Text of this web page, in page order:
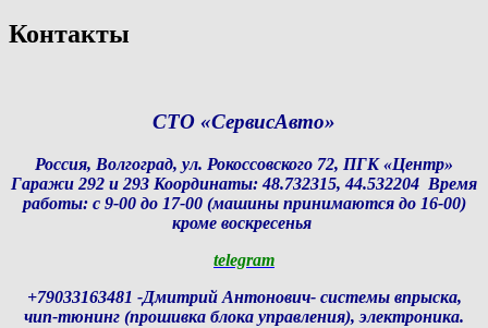
Контакты
СТО «СервисАвто»
Россия, Волгоград, ул. Рокоссовского 72, ПГК «Центр»
Гаражи 292 и 293 Координаты: 48.732315, 44.532204 Время
работы: с 9-00 до 17-00 (машины принимаются до 16-00)
кроме воскресенья
telegram
+79033163481 -Дмитрий Антонович- системы впрыска,
чип-тюнинг (прошивка блока управления), электроника.